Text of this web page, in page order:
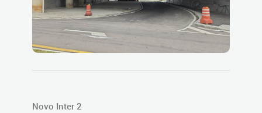
Novo Inter 2